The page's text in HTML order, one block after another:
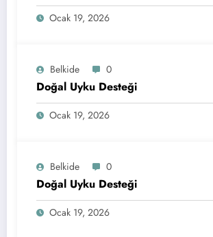
Ocak 19, 2026
Belkide 0
Doğal Uyku Desteği
Ocak 19, 2026
Belkide 0
Doğal Uyku Desteği
Ocak 19, 2026